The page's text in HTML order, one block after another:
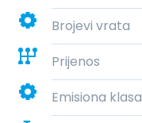
Brojevi vrata
Prijenos
Emisiona klasa